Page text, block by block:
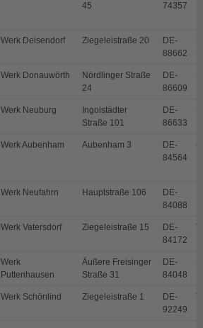
45
74357
Werk Deisendorf Ziegeleistraße 20
DE-
88662
Werk Donauwörth
Nördlinger Straße
24
DE-
86609
Werk Neuburg
Ingolstädter
Straße 101
DE-
86633
Werk Aubenham Aubenham 3
DE-
84564
Werk Neufahrn Hauptstraße 106
DE-
84088
Werk Vatersdorf Ziegeleistraße 15
DE-
84172
Werk
Puttenhausen
Äußere Freisinger
Straße 31
DE-
84048
Werk Schönlind Ziegeleistraße 1
DE-
92249